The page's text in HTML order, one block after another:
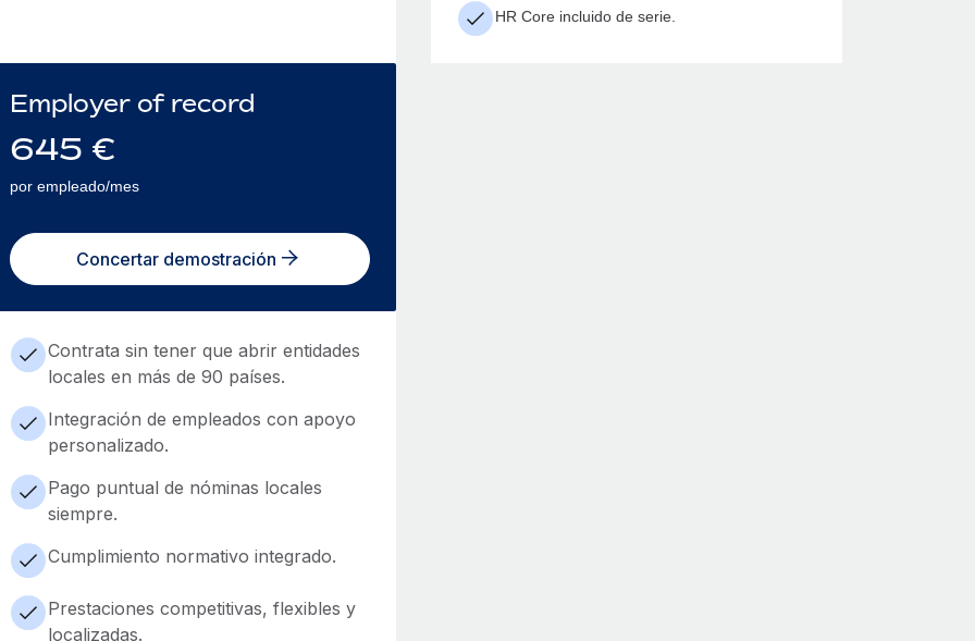
HR Core incluido de serie.
Employer of record
645 €
por empleado/mes
Concertar demostración
Contrata sin tener que abrir entidades
locales en más de 90 países.
Integración de empleados con apoyo
personalizado.
Pago puntual de nóminas locales
siempre.
Cumplimiento normativo integrado.
Prestaciones competitivas, flexibles y
localizadas.